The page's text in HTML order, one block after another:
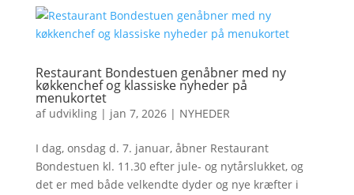
Restaurant Bondestuen genåbner med ny
køkkenchef og klassiske nyheder på
menukortet
af udvikling| jan 7, 2026| NYHEDER
I dag, onsdag d. 7. januar, åbner Restaurant
Bondestuen kl. 11.30 efter jule- og nytårslukket, og
det er med både velkendte dyder og nye kræfter i